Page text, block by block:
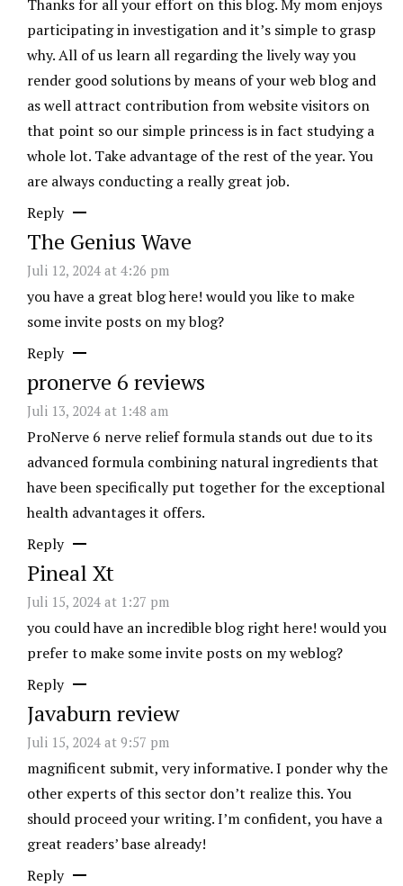
Thanks for all your effort on this blog. My mom enjoys
participating in investigation and it’s simple to grasp
why. All of us learn all regarding the lively way you
render good solutions by means of your web blog and
as well attract contribution from website visitors on
that point so our simple princess is in fact studying a
whole lot. Take advantage of the rest of the year. You
are always conducting a really great job.
Reply
The Genius Wave
Juli 12, 2024 at 4:26 pm
you have a great blog here! would you like to make
some invite posts on my blog?
Reply
pronerve 6 reviews
Juli 13, 2024 at 1:48 am
ProNerve 6 nerve relief formula stands out due to its
advanced formula combining natural ingredients that
have been specifically put together for the exceptional
health advantages it offers.
Reply
Pineal Xt
Juli 15, 2024 at 1:27 pm
you could have an incredible blog right here! would you
prefer to make some invite posts on my weblog?
Reply
Javaburn review
Juli 15, 2024 at 9:57 pm
magnificent submit, very informative. I ponder why the
other experts of this sector don’t realize this. You
should proceed your writing. I’m confident, you have a
great readers’ base already!
Reply